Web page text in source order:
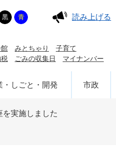
黒 青 読み上げる
みとちゃり
子育て
ごみの収集日 マイナンバー
・しごと・開発 市政
実施しました